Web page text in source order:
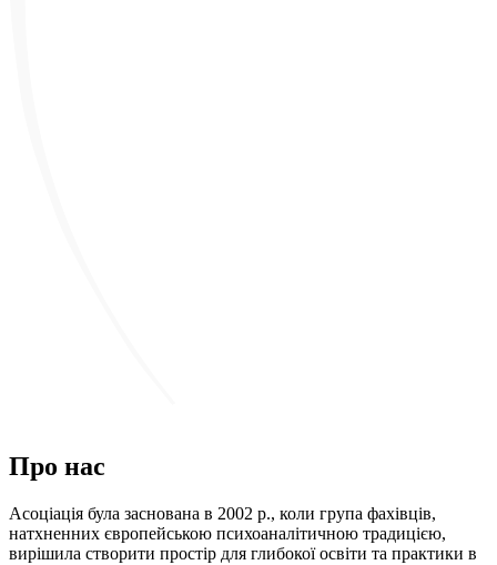
Про нас
Асоціація була заснована в 2002 р., коли група фахівців,
натхненних європейською психоаналітичною традицією,
вирішила створити простір для глибокої освіти та практики в